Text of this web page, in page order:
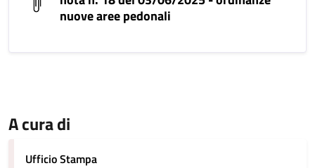
nuove aree pedonali
A cura di
Ufficio Stampa